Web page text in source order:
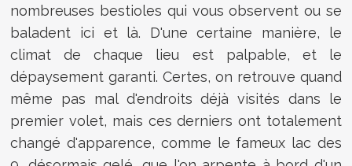
nombreuses bestioles qui vous observent ou se
baladent ici et là. D'une certaine manière, le
climat de chaque lieu est palpable, et le
dépaysement garanti. Certes, on retrouve quand
même pas mal d'endroits déjà visités dans le
premier volet, mais ces derniers ont totalement
changé d'apparence, comme le fameux lac des